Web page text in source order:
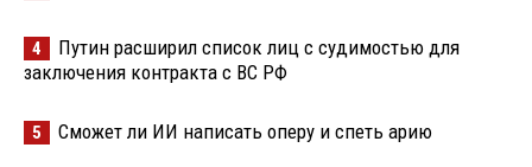
4
Путин расширил список лиц с судимостью для
заключения контракта с ВС РФ
5 Сможет ли ИИ написать оперу и спеть арию